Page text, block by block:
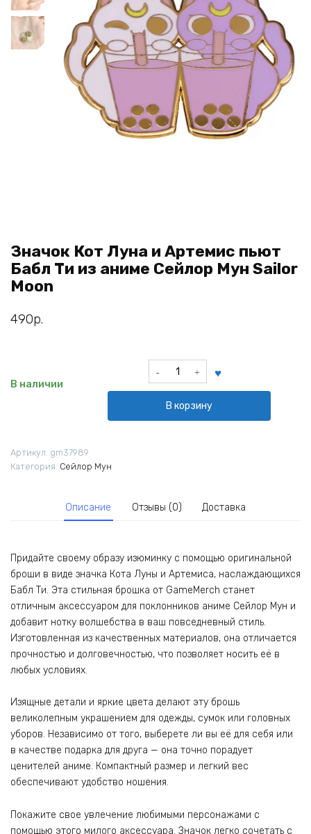
Значок Кот Луна и Артемис пьют
Бабл Ти из аниме Сейлор Мун Sailor
Moon
490р.
В наличии
Количество
товара
Луна
из
Мун
Sailor
Moon
В корзину
Артикул: gm37989
Категория: Сейлор Мун
Описание Отзывы (0) Доставка
Придайте своему образу изюминку с помощью оригинальной
броши в виде значка Кота Луны и Артемиса, наслаждающихся
Бабл Ти. Эта стильная брошка от GameMerch станет
отличным аксессуаром для поклонников аниме Сейлор Мун и
добавит нотку волшебства в ваш повседневный стиль.
Изготовленная из качественных материалов, она отличается
прочностью и долговечностью, что позволяет носить её в
любых условиях.
Изящные детали и яркие цвета делают эту брошь
великолепным украшением для одежды, сумок или головных
уборов. Независимо от того, выберете ли вы её для себя или
в качестве подарка для друга — она точно порадует
ценителей аниме. Компактный размер и легкий вес
обеспечивают удобство ношения.
Покажите свое увлечение любимыми персонажами с
помощью этого милого аксессуара. Значок легко сочетать с